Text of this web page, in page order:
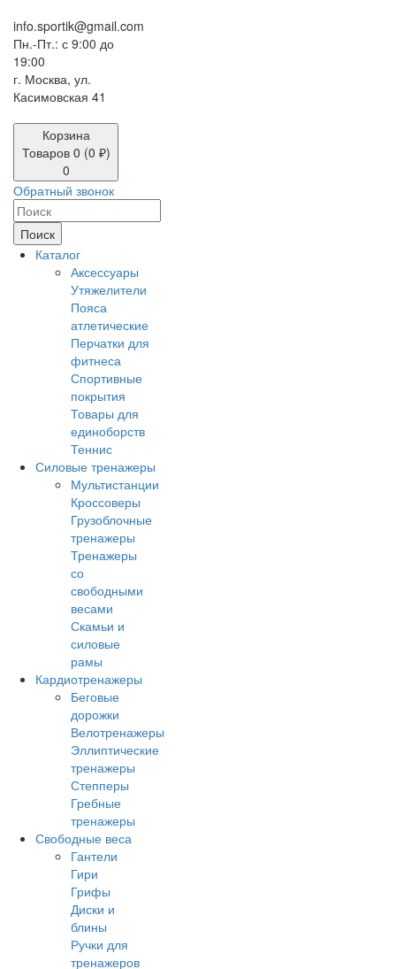
info.sportik@gmail.com
Пн.-Пт.: с 9:00 до
19:00
г. Москва, ул.
Касимовская 41
Корзина
Товаров 0 (0 ₽)
0
Обратный звонок
Поиск
Каталог
Аксессуары
Утяжелители
Пояса
атлетические
Перчатки для
фитнеса
Спортивные
покрытия
Товары для
единоборств
Теннис
Силовые тренажеры
Мультистанции
Кроссоверы
Грузоблочные
тренажеры
Тренажеры
со
свободными
весами
Скамьи и
силовые
рамы
Кардиотренажеры
Беговые
дорожки
Велотренажеры
Эллиптические
тренажеры
Степперы
Гребные
тренажеры
Свободные веса
Гантели
Гири
Грифы
Диски и
блины
Ручки для
тренажеров